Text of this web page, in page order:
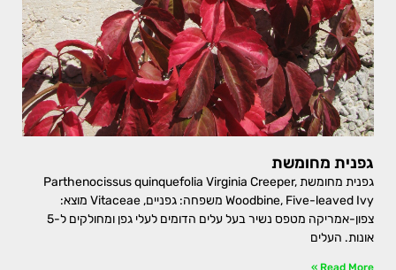
גפנית מחומשת
גפנית מחומשת Parthenocissus quinquefolia Virginia Creeper,
Woodbine, Five-leaved Ivy משפחה: גפניים, Vitaceae מוצא:
צפון-אמריקה מטפס נשיר בעל עלים הדומים לעלי גפן ומחולקים ל-5
אונות. העלים